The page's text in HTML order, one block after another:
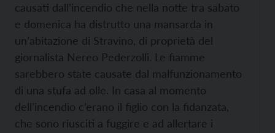
causati dall’incendio che nella notte tra sabato
e domenica ha distrutto una mansarda in
un’abitazione di Stravino, di proprietà del
giornalista Nereo Pederzolli. Le fiamme
sarebbero state causate dal malfunzionamento
di una stufa ad olle. In casa al momento
dell’incendio c’erano il figlio con la fidanzata,
che sono riusciti a fuggire e ad allertare i